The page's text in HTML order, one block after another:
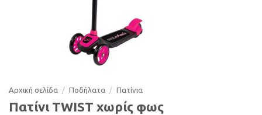
Αρχική σελίδα / Ποδήλατα / Πατίνια
Πατίνι ΤWIST χωρίς φως